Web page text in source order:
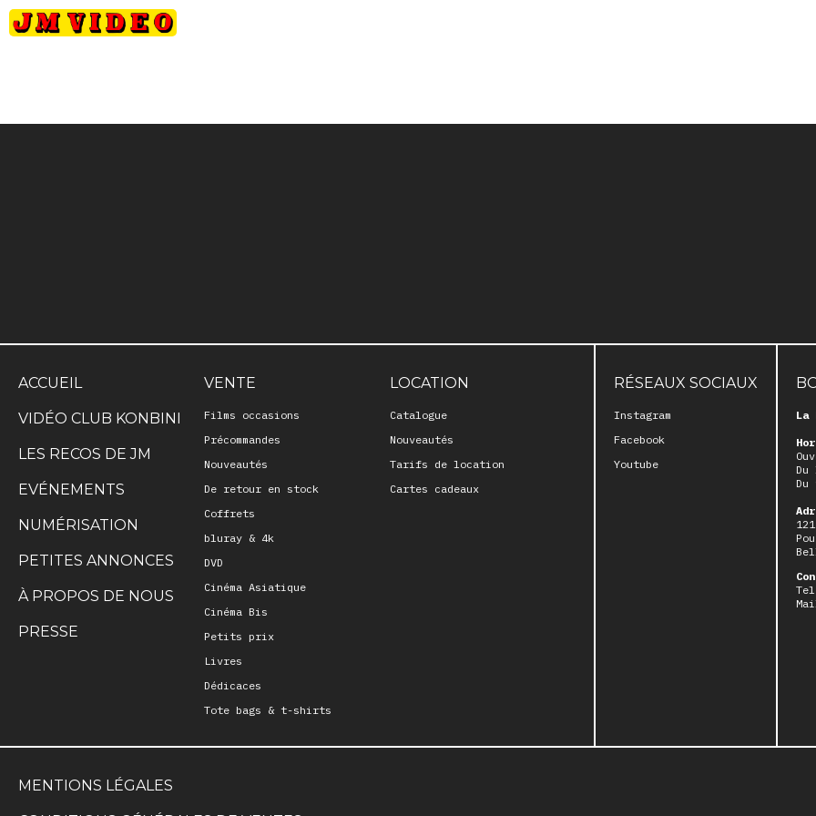
ACCUEIL VENTE
Films occasions
Précommandes
Nouveautés
De retour en stock
Coffrets
bluray & 4k
DVD
Cinéma Asiatique
Cinéma Bis
Petits prix
Livres
Dédicaces
Tote bags & t-shirts
LOCATION
Catalogue
Nouveautés
Tarifs de location
Cartes cadeaux
VIDÉO CLUB KONBINI
LES RECOS DE JM
EVÉNEMENTS
NUMÉRISATION
PETITES ANNONCES
À PROPOS DE NOUS
PRESSE
RÉSEAUX SOCIAUX
Instagram
Facebook
Youtube
La
MENTIONS LÉGALES